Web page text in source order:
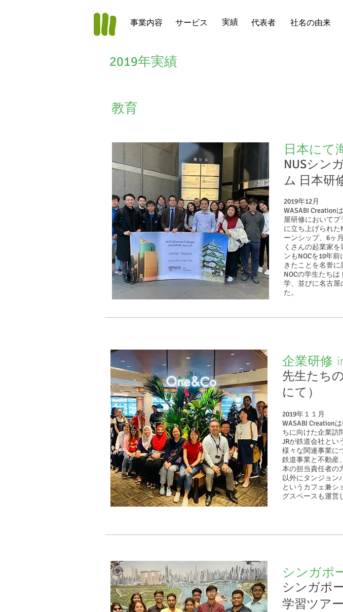
事業内容 サービス 実績 代表者 社名の由来
2019年実績
​教育
日本にて
NUSシン
ム 日本研
2019年12月
WASABI Creation
屋研修において
に立ち上げられた
ーンシップ、6ヶ
くさんの起業家
ンもNOCを10年
きたことを名誉に
NOCの学生たち
学、並びに名古屋
た。
企業研修
先生たち
にて）
2019年１１月
WASABI Creation
ちに向けた企業訪
JRが鉄道会社とい
様々な関連事業に
鉄道事業と不動産
本の担当責任者の
以外にタンジョン
というカフェ兼シ
グスペースも運営
シンガポ
シンガポ
学習ツアー